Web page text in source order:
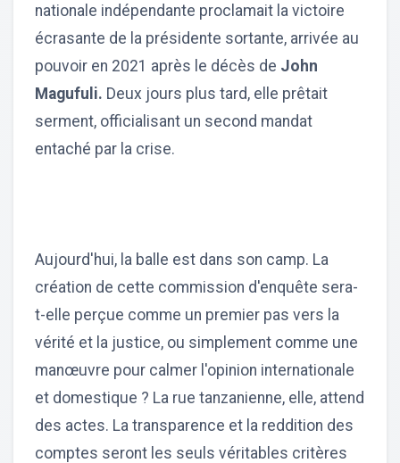
nationale indépendante proclamait la victoire
écrasante de la présidente sortante, arrivée au
pouvoir en 2021 après le décès de John
Magufuli. Deux jours plus tard, elle prêtait
serment, officialisant un second mandat
entaché par la crise.
Aujourd'hui, la balle est dans son camp. La
création de cette commission d'enquête sera-
t-elle perçue comme un premier pas vers la
vérité et la justice, ou simplement comme une
manœuvre pour calmer l'opinion internationale
et domestique ? La rue tanzanienne, elle, attend
des actes. La transparence et la reddition des
comptes seront les seuls véritables critères